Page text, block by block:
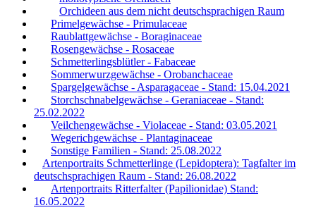
Orchideen aus dem nicht deutschsprachigen Raum
Primelgewächse - Primulaceae
Raublattgewächse - Boraginaceae
Rosengewächse - Rosaceae
Schmetterlingsblütler - Fabaceae
Sommerwurzgewächse - Orobanchaceae
Spargelgewächse - Asparagaceae - Stand: 15.04.2021
Storchschnabelgewächse - Geraniaceae - Stand:
25.02.2022
Veilchengewächse - Violaceae - Stand: 03.05.2021
Wegerichgewächse - Plantaginaceae
Sonstige Familien - Stand: 25.08.2022
Artenportraits Schmetterlinge (Lepidoptera): Tagfalter im
deutschsprachigen Raum - Stand: 26.08.2022
Artenportraits Ritterfalter (Papilionidae) Stand:
16.05.2022